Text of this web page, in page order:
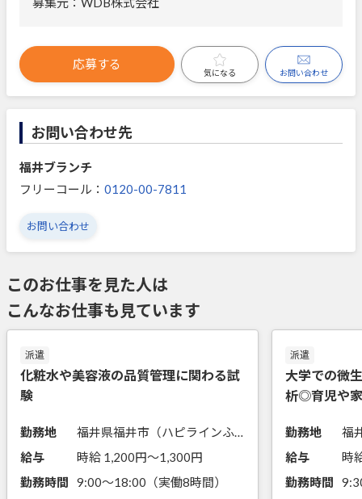
応募する
気になる お問い合わせ
お問い合わせ先
福井ブランチ
フリーコール： 0120-00-7811
お問い合わせ
このお仕事を見た人は
こんなお仕事も見ています
派遣
化粧水や美容液の品質管理に関わる試
験
勤務地
福井県福井市（ハピラインふくい福井(福井県)駅からバス15分）
給与
時給 1,200円〜1,300円
勤務時間
9:00～18:00（実働8時間）
派遣
大学での微
析◎育児や
勤務地
福
給与
時
勤務時間